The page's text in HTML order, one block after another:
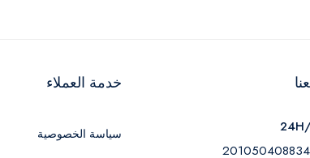
خدمة العملاء
سياسة الخصوصية